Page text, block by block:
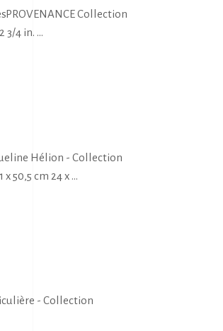
Collection
3/4 in.
Hélion - Collection
50,5 cm 24 x
- Collection